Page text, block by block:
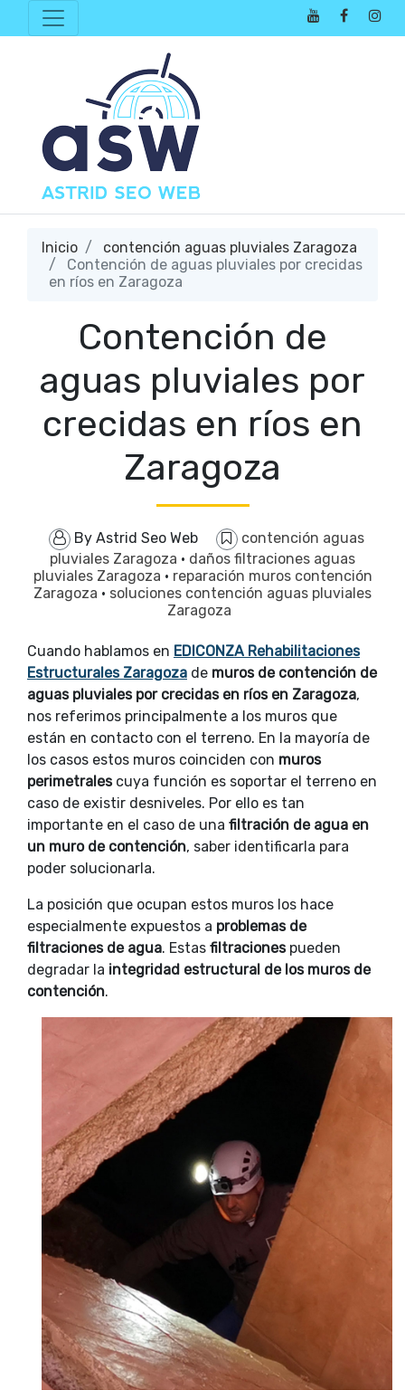
Inicio
contención aguas pluviales Zaragoza
Contención de aguas pluviales por crecidas
en ríos en Zaragoza
Contención de
aguas pluviales por
crecidas en ríos en
Zaragoza
By Astrid Seo Web
contención aguas
pluviales Zaragoza · daños filtraciones aguas
pluviales Zaragoza · reparación muros contención
Zaragoza · soluciones contención aguas pluviales
Zaragoza
Cuando hablamos en EDICONZA Rehabilitaciones
Estructurales Zaragoza de muros de contención de
aguas pluviales por crecidas en ríos en Zaragoza,
nos referimos principalmente a los muros que
están en contacto con el terreno. En la mayoría de
los casos estos muros coinciden con muros
perimetralescuya función es soportar el terreno en
caso de existir desniveles. Por ello es tan
importante en el caso de una filtración de agua en
un muro de contención, saber identificarla para
poder solucionarla.
La posición que ocupan estos muros los hace
especialmente expuestos a problemas de
filtraciones de agua. Estas filtraciones pueden
degradar la integridad estructural de los muros de
contención.